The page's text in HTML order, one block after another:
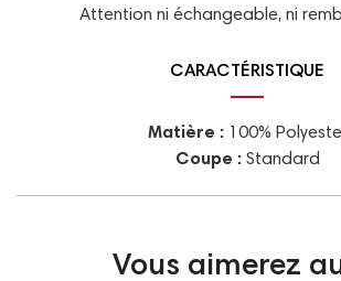
Attention ni échangeable, ni
CARACTÉRISTIQUE
Matière : 100%
Coupe : Standard
Vous aimerez